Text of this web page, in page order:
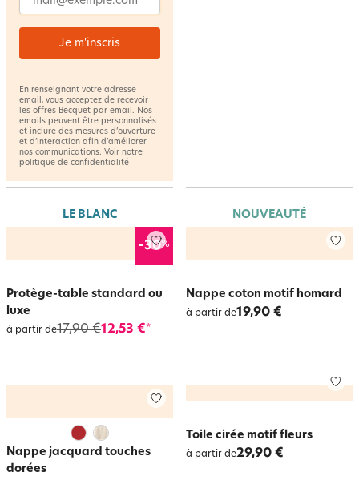
LE BLANC
-30%
Protège-table standard ou
luxe
à partir de17,90 €12,53 €*
NOUVEAUTÉ
Nappe coton motif homard
à partir de19,90 €
Nappe jacquard touches
dorées
Toile cirée motif fleurs
à partir de29,90 €
Je m'inscris
En renseignant votre adresse
email, vous acceptez de recevoir
les offres Becquet par email. Nos
emails peuvent être personnalisés
et inclure des mesures d’ouverture
et d’interaction afin d’améliorer
nos communications. Voir notre
politique de confidentialité